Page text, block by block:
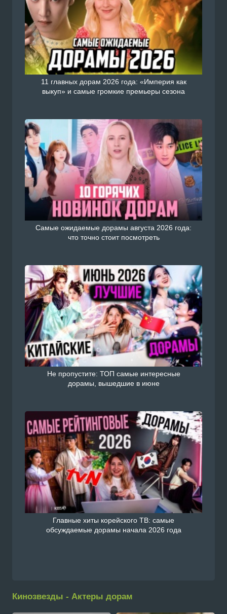
11 главных дорам 2026 года: «Империя как
выкуп» и самые громкие премьеры сезона
Самые ожидаемые дорамы августа 2026 года:
что точно стоит посмотреть
Не пропустите: ТОП самые интересные
дорамы, вышедшие в июне
Главные хиты корейского ТВ: самые
обсуждаемые дорамы начала 2026 года
Кинозвезды - Актеры дорам